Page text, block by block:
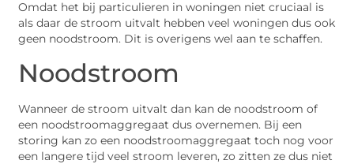
Omdat het bij particulieren in woningen niet cruciaal is
als daar de stroom uitvalt hebben veel woningen dus ook
geen noodstroom. Dit is overigens wel aan te schaffen.
Noodstroom
Wanneer de stroom uitvalt dan kan de noodstroom of
een noodstroomaggregaat dus overnemen. Bij een
storing kan zo een noodstroomaggregaat toch nog voor
een langere tijd veel stroom leveren, zo zitten ze dus niet